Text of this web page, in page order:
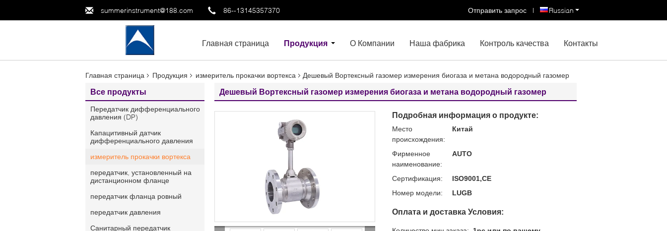
summerinstrument@188.com 86--13145357370 Russian
Отправить запрос |
Главная страница Продукция О Компании Наша фабрика Контроль качества Контакты
Главная страница Продукция измеритель прокачки вортекса Дешевый Вортексный газомер измерения биогаза и метана водородный газомер
Все продукты
Передатчик дифференциального
давления (DP)
Капацитивный датчик
дифференциального давления
измеритель прокачки вортекса
передатчик, установленный на
дистанционном фланце
передатчик фланца ровный
передатчик давления
Санитарный передатчик
Дешевый Вортексный газомер измерения биогаза и метана водородный газомер
Подробная информация о продукте:
Место
происхождения:
Китай
Фирменное
наименование:
AUTO
Сертификация:
ISO9001,CE
Номер модели:
LUGB
Оплата и доставка Условия: